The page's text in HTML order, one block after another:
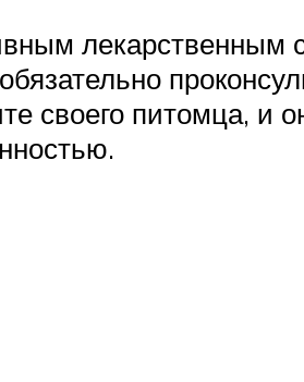
лекарственным
своего питомца, и